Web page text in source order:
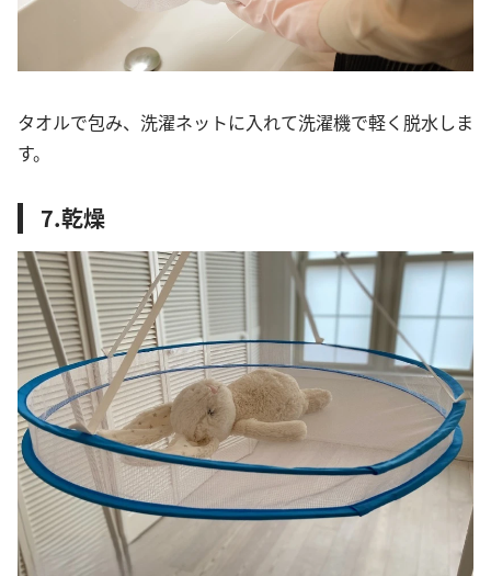
タオルで包み、洗濯ネットに入れて洗濯機で軽く脱水しま
す。
7.乾燥